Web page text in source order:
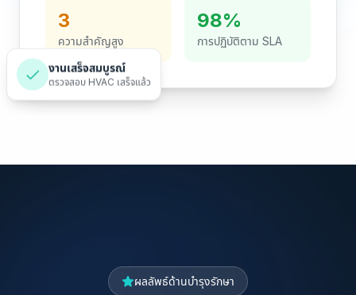
3
ความสำคัญสูง
98%
การปฏิบัติตาม SLA
งานเสร็จสมบูรณ์
ตรวจสอบ HVAC เสร็จแล้ว
ผลลัพธ์ด้านบำรุงรักษา